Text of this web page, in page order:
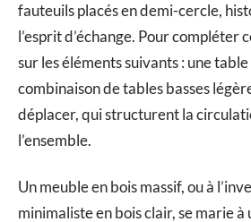
fauteuils placés en demi-cercle,
l’esprit d’échange. Pour compléter
sur les éléments suivants : une table
combinaison de tables basses
déplacer, qui structurent la
l’ensemble.
Un meuble en bois massif, ou à
minimaliste en bois clair, se marie à